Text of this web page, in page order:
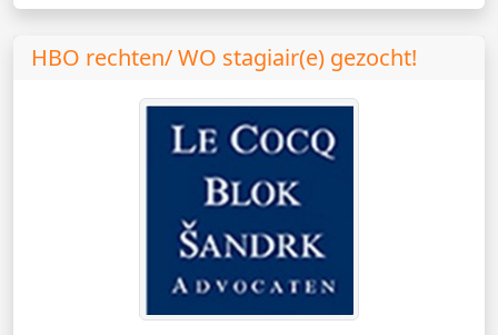
HBO rechten/ WO stagiair(e) gezocht!